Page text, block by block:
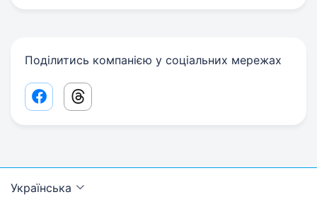
Поділитись компанією у соціальних мережах
Facebook share link
Threads share link
Українська